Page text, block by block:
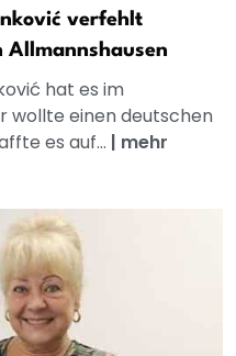
verfehlt
Allmannshausen
hat es im
wollte einen deutschen
es auf... | mehr